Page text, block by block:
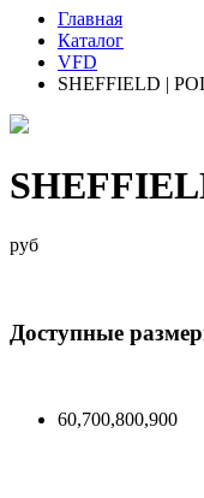
Главная
Каталог
VFD
SHEFFIELD |
руб
Доступные
60,700,800,900